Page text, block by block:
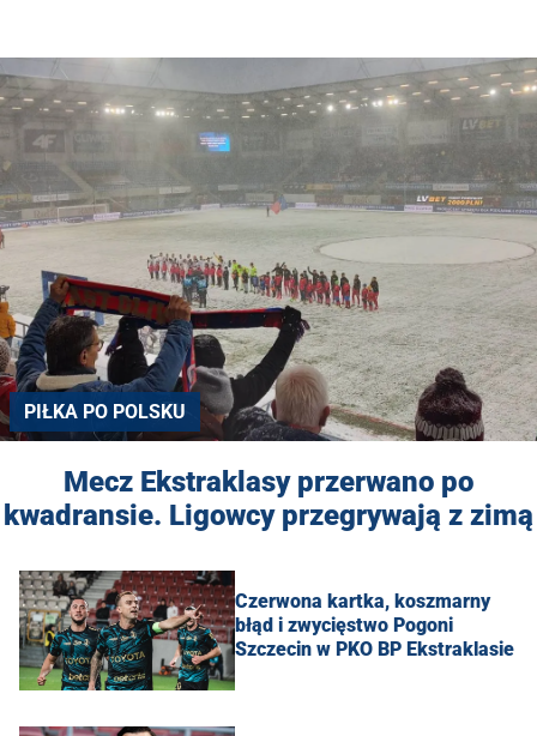
PIŁKA PO POLSKU
Mecz Ekstraklasy przerwano po
kwadransie. Ligowcy przegrywają z zimą
Czerwona kartka, koszmarny
błąd i zwycięstwo Pogoni
Szczecin w PKO BP Ekstraklasie